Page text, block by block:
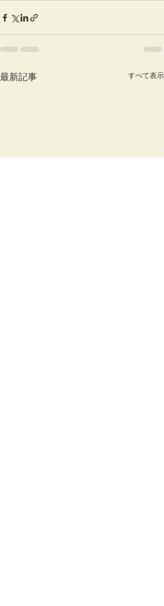
最新記事 すべて表示